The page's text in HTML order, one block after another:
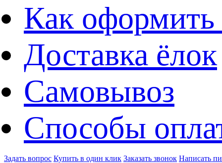
Как оформить
Доставка ёлок
Самовывоз
Способы
Задать вопрос Купить в один клик Заказать звонок Написать